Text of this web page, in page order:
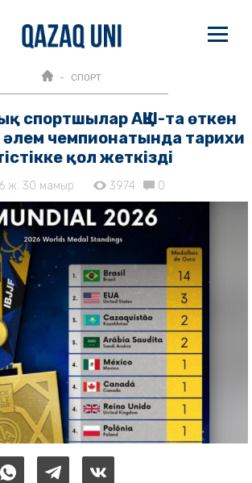
СПОРТ
спортшылар АҚШ-та өткен
чемпионатында тарихи
қол жеткізді
ж. 30 мамыр 3974 0